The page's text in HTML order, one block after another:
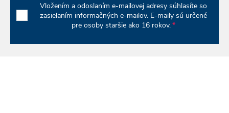
Vložením a odoslaním e-mailovej adresy súhlasíte so
zasielaním informačných e-mailov. E-maily sú určené
pre osoby staršie ako 16 rokov.